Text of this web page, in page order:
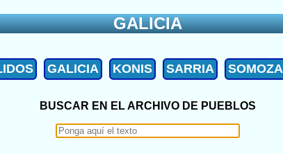
GALICIA
GALICIA KONIS SARRIA SOMOZA
BUSCAR EN EL ARCHIVO DE PUEBLOS